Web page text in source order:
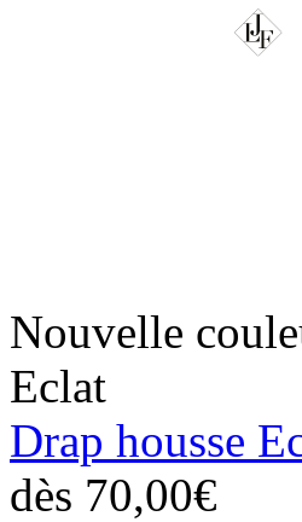
Nouvelle
Eclat
Drap housse
dès 70,00€